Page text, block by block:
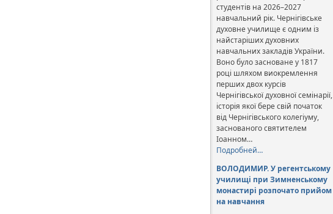
студентів на 2026–2027
навчальний рік. Чернігівське
духовне училище є одним із
найстаріших духовних
навчальних закладів України.
Воно було засноване у 1817
році шляхом виокремлення
перших двох курсів
Чернігівської духовної семінарії,
історія якої бере свій початок
від Чернігівського колегіуму,
заснованого святителем
Іоанном…
Подробней…
ВОЛОДИМИР. У регентському
училищі при Зимненському
монастирі розпочато прийом
на навчання